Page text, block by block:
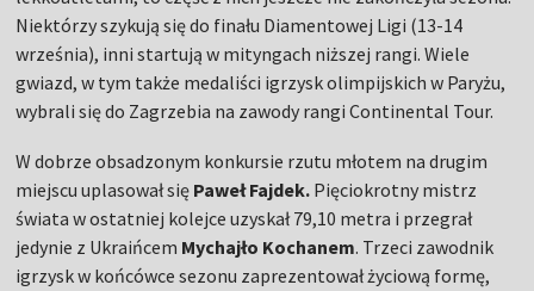
Niektórzy szykują się do finału Diamentowej Ligi (13-14
września), inni startują w mityngach niższej rangi. Wiele
gwiazd, w tym także medaliści igrzysk olimpijskich w Paryżu,
wybrali się do Zagrzebia na zawody rangi Continental Tour.
W dobrze obsadzonym konkursie rzutu młotem na drugim
miejscu uplasował się Paweł Fajdek. Pięciokrotny mistrz
świata w ostatniej kolejce uzyskał 79,10 metra i przegrał
jedynie z Ukraińcem Mychajło Kochanem. Trzeci zawodnik
igrzysk w końcówce sezonu zaprezentował życiową formę,